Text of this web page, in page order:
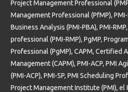
Project Management Professional
Management Professional (PfMP),
Business Analysis (PMI-PBA), PMI-
professional (PMI-RMP), PgMP,
Professional (PgMP), CAPM, Certified
Management (CAPM), PMI-ACP, PMI
(PMI-ACP), PMI-SP, PMI Scheduling
Project Management Institute (PMI), el